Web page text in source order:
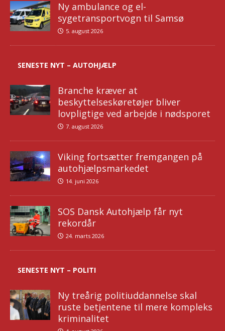
Ny ambulance og el-
sygetransportvogn til Samsø
5. august 2026
SENESTE NYT – AUTOHJÆLP
Branche kræver at
beskyttelseskøretøjer bliver
lovpligtige ved arbejde i nødsporet
7. august 2026
Viking fortsætter fremgangen på
autohjælpsmarkedet
14. juni 2026
SOS Dansk Autohjælp får nyt
rekordår
24. marts 2026
SENESTE NYT – POLITI
Ny treårig politiuddannelse skal
ruste betjentene til mere kompleks
kriminalitet